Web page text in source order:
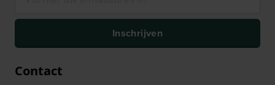
Inschrijven
Contact